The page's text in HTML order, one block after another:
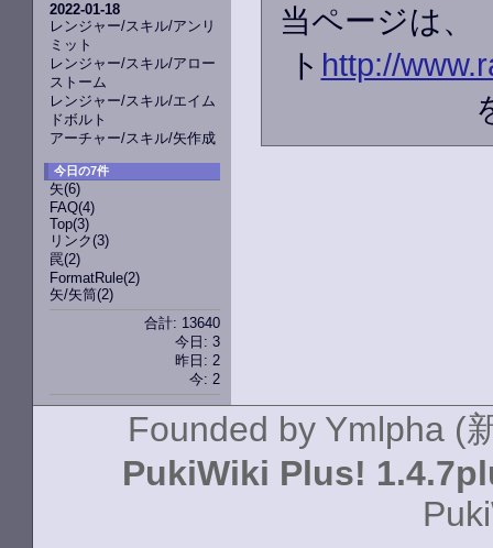
2022-01-18
レンジャー/スキル/アンリ
ミット
レンジャー/スキル/アロー
ストーム
レンジャー/スキル/エイム
ドボルト
アーチャー/スキル/矢作成
今日の7件
矢(6)
FAQ(4)
Top(3)
リンク(3)
罠(2)
FormatRule(2)
矢/矢筒(2)
合計: 13640
今日: 3
昨日: 2
今: 2
当ページは、
ト http://
Founded by Ymlpha (
PukiWiki Plus!